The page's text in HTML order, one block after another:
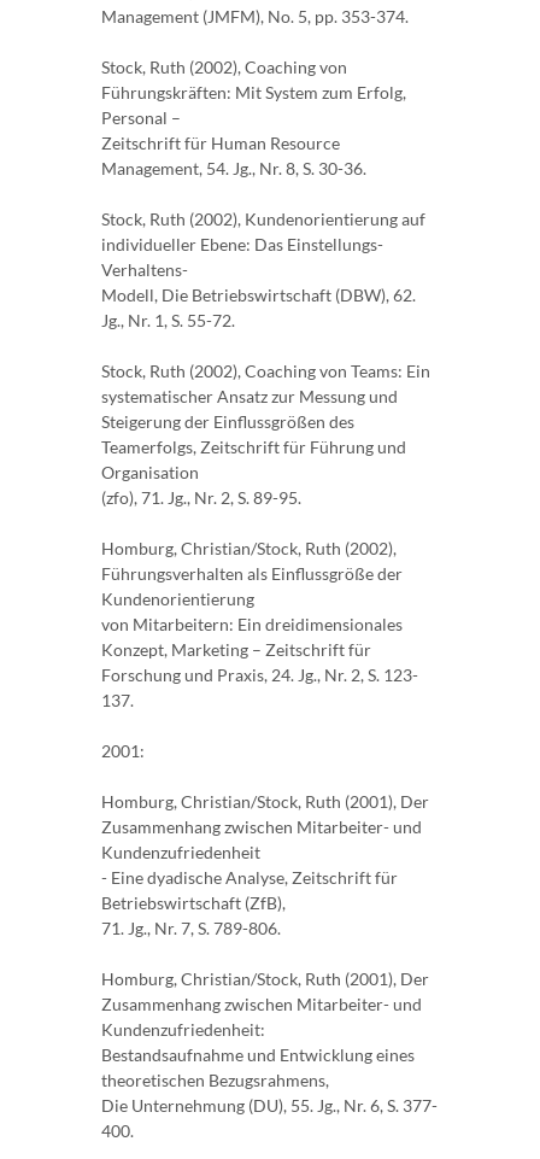
Management (JMFM), No. 5, pp. 353-374.
Stock, Ruth (2002), Coaching von
Führungskräften: Mit System zum Erfolg,
Personal –
Zeitschrift für Human Resource
Management, 54. Jg., Nr. 8, S. 30-36.
Stock, Ruth (2002), Kundenorientierung auf
individueller Ebene: Das Einstellungs-
Verhaltens-
Modell, Die Betriebswirtschaft (DBW), 62.
Jg., Nr. 1, S. 55-72.
Stock, Ruth (2002), Coaching von Teams: Ein
systematischer Ansatz zur Messung und
Steigerung der Einflussgrößen des
Teamerfolgs, Zeitschrift für Führung und
Organisation
(zfo), 71. Jg., Nr. 2, S. 89-95.
Homburg, Christian/Stock, Ruth (2002),
Führungsverhalten als Einflussgröße der
Kundenorientierung
von Mitarbeitern: Ein dreidimensionales
Konzept, Marketing – Zeitschrift für
Forschung und Praxis, 24. Jg., Nr. 2, S. 123-
137.
2001:
Homburg, Christian/Stock, Ruth (2001), Der
Zusammenhang zwischen Mitarbeiter- und
Kundenzufriedenheit
- Eine dyadische Analyse, Zeitschrift für
Betriebswirtschaft (ZfB),
71. Jg., Nr. 7, S. 789-806.
Homburg, Christian/Stock, Ruth (2001), Der
Zusammenhang zwischen Mitarbeiter- und
Kundenzufriedenheit:
Bestandsaufnahme und Entwicklung eines
theoretischen Bezugsrahmens,
Die Unternehmung (DU), 55. Jg., Nr. 6, S. 377-
400.